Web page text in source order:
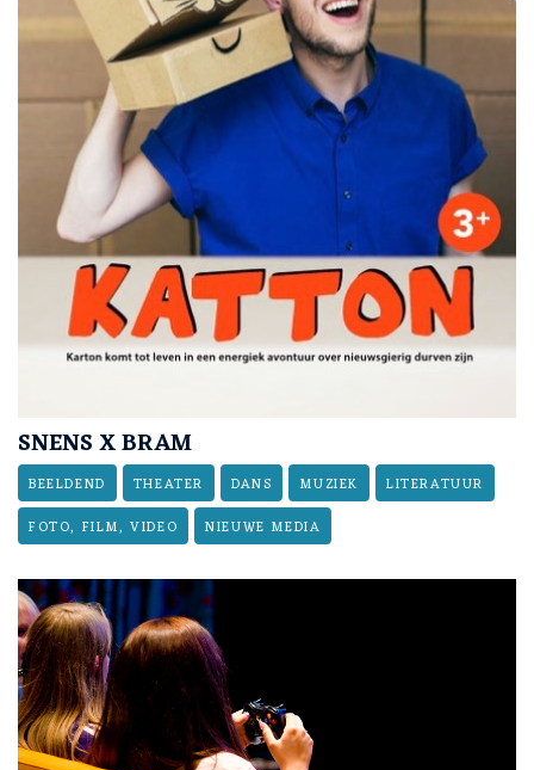
SNENS X BRAM
BEELDEND THEATER DANS MUZIEK
LITERATUUR
FOTO, FILM, VIDEO
NIEUWE MEDIA